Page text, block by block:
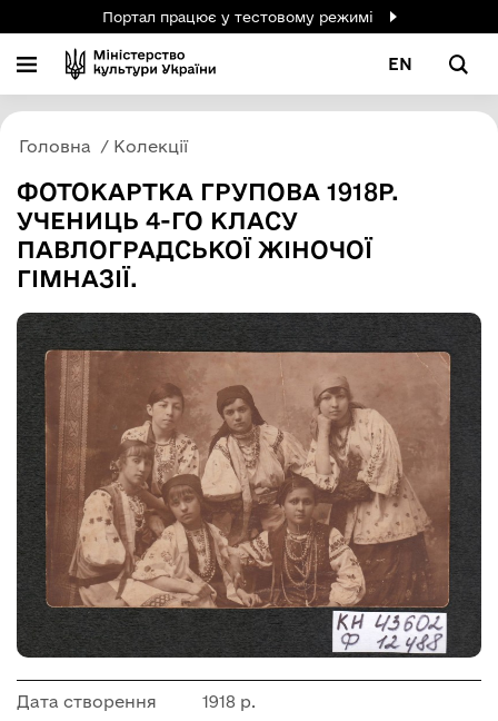
Портал працює у тестовому режимі
EN
Головна Колекції
ФОТОКАРТКА ГРУПОВА 1918Р.
УЧЕНИЦЬ 4-ГО КЛАСУ
ПАВЛОГРАДСЬКОЇ ЖІНОЧОЇ
ГІМНАЗІЇ.
Дата створення 1918 р.